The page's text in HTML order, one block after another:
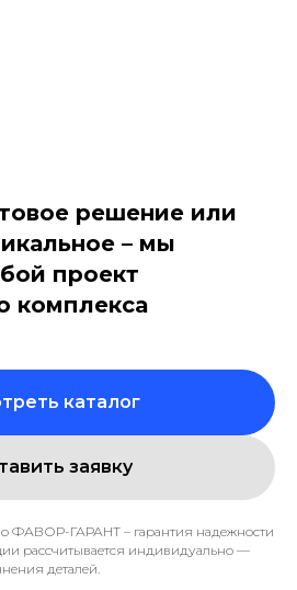
решение или
– мы
проект
комплекса
каталог
заявку
ФАВОР-ГАРАНТ – гарантия надежности
рассчитывается индивидуально —
деталей.